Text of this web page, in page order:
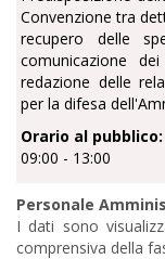
Convenzione tra
recupero delle
comunicazione
redazione delle
per la difesa
Orario al pubblico:
09:00 - 13:00
Personale
I dati sono
comprensiva della